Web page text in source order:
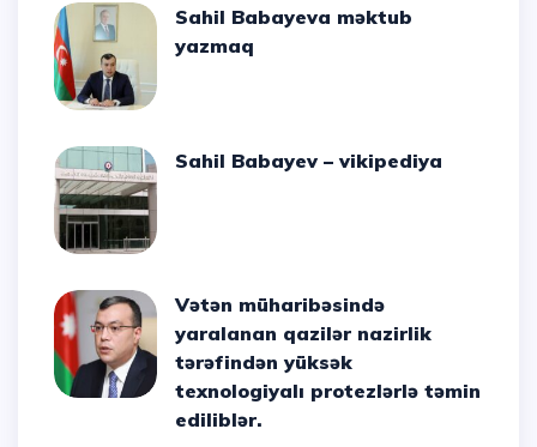
Sahil Babayeva məktub
yazmaq
Sahil Babayev – vikipediya
Vətən müharibəsində
yaralanan qazilər nazirlik
tərəfindən yüksək
texnologiyalı protezlərlə təmin
ediliblər.